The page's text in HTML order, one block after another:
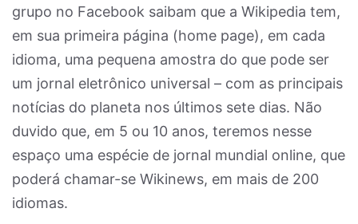
grupo no Facebook saibam que a Wikipedia tem,
em sua primeira página (home page), em cada
idioma, uma pequena amostra do que pode ser
um jornal eletrônico universal – com as principais
notícias do planeta nos últimos sete dias. Não
duvido que, em 5 ou 10 anos, teremos nesse
espaço uma espécie de jornal mundial online, que
poderá chamar-se Wikinews, em mais de 200
idiomas.